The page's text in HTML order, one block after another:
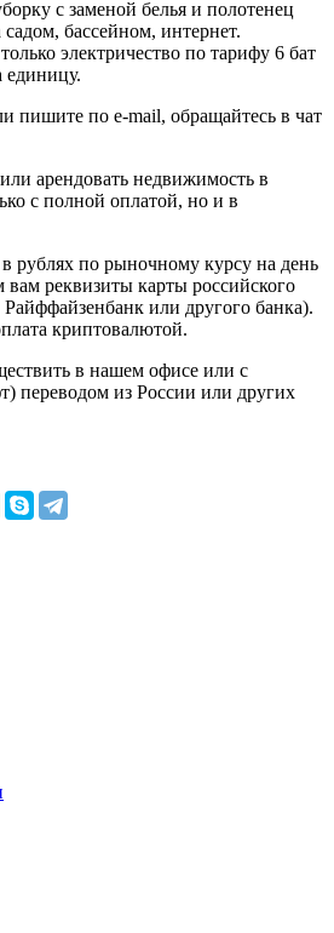
с заменой белья и полотенец
бассейном, интернет.
электричество по тарифу 6 бат
единицу.
пишите по e-mail, обращайтесь в чат
арендовать недвижимость в
с полной оплатой, но и в
рублях по рыночному курсу на день
вам реквизиты карты российского
или другого банка).
криптовалютой.
в нашем офисе или с
переводом из России или других